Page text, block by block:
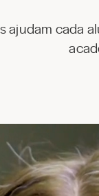
ajudam cada